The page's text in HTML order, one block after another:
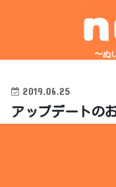
〜ぬ
みんなの投稿
2019.06.25
アップデートの